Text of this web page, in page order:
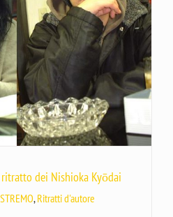
dei Nishioka Kyōdai
,Ritratti d'autore